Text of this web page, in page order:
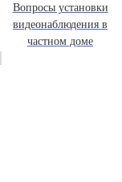
Вопросы установки
видеонаблюдения в
частном доме